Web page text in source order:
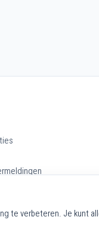
te verbeteren. Je kunt